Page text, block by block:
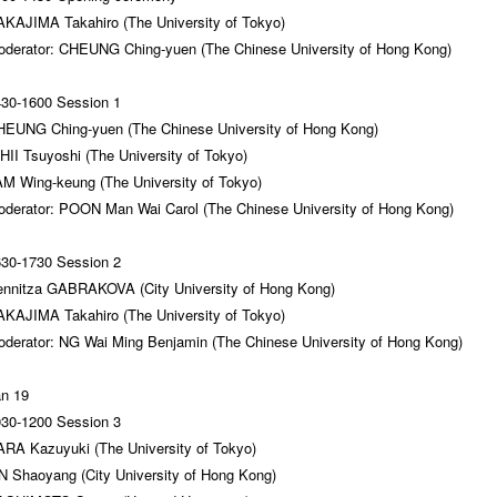
Takahiro (The University of Tokyo)
CHEUNG Ching-yuen (The Chinese University of Hong Kong)
1600 Session 1
Ching-yuen (The Chinese University of Hong Kong)
Tsuyoshi (The University of Tokyo)
Wing-keung (The University of Tokyo)
POON Man Wai Carol (The Chinese University of Hong Kong)
1730 Session 2
GABRAKOVA (City University of Hong Kong)
Takahiro (The University of Tokyo)
NG Wai Ming Benjamin (The Chinese University of Hong Kong)
19
1200 Session 3
Kazuyuki (The University of Tokyo)
Shaoyang (City University of Hong Kong)